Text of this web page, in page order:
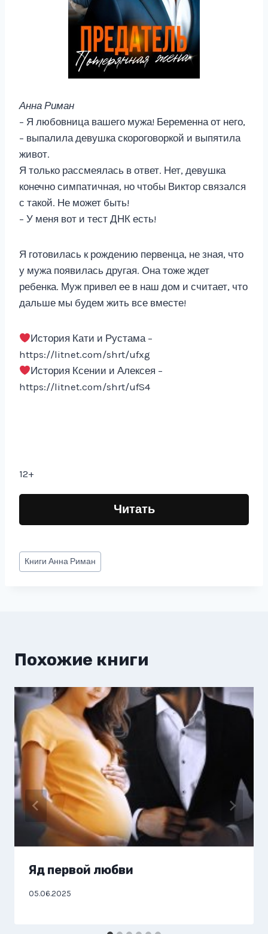
Анна Риман
– Я любовница вашего мужа! Беременна от него,
– выпалила девушка скороговоркой и выпятила
живот.
Я только рассмеялась в ответ. Нет, девушка
конечно симпатичная, но чтобы Виктор связался
с такой. Не может быть!
– У меня вот и тест ДНК есть!
​​​​Я готовилась к рождению первенца, не зная, что
у мужа появилась другая. Она тоже ждет
ребенка. Муж привел ее в наш дом и считает, что
дальше мы будем жить все вместе!
‍История Кати и Рустама –
https://litnet.com/shrt/ufxg
‍История Ксении и Алексея –
https://litnet.com/shrt/ufS4
12+
Читать
Метки
записи:
КнигиАнна Риман
Похожие книги
Яд первой любви
05.06.2025